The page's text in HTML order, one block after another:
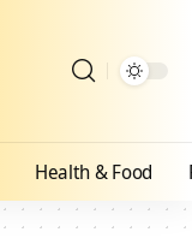
Health & Food